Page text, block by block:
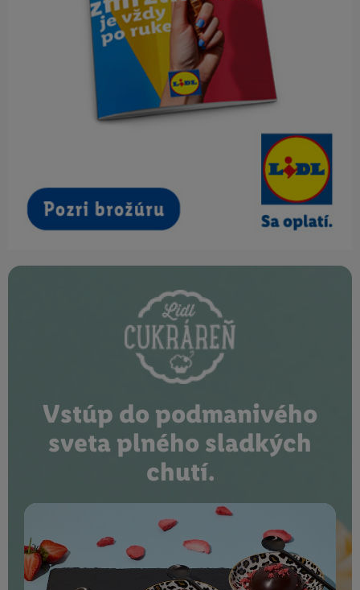
Vstúp do podmanivého
sveta plného sladkých
chutí.